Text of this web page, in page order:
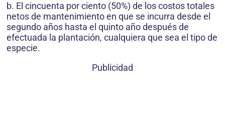
b. El cincuenta por ciento (50%) de los costos totales
netos de mantenimiento en que se incurra desde el
segundo años hasta el quinto año después de
efectuada la plantación, cualquiera que sea el tipo de
especie.
Publicidad